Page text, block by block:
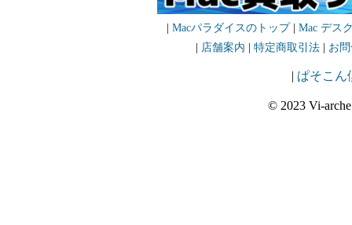
| Macパラダイスのトップ| Mac デス
| 店舗案内 | 特定商取引法 | お
| ぱそこん
© 2023 Vi-